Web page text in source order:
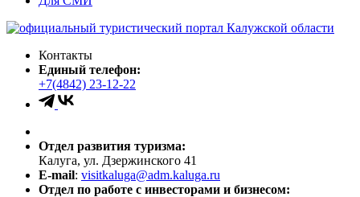
Контакты
Единый телефон:
+7(4842) 23-12-22
Отдел развития туризма:
Калуга, ул. Дзержинского 41
E-mail: visitkaluga@adm.kaluga.ru
Отдел по работе с инвесторами и бизнесом: